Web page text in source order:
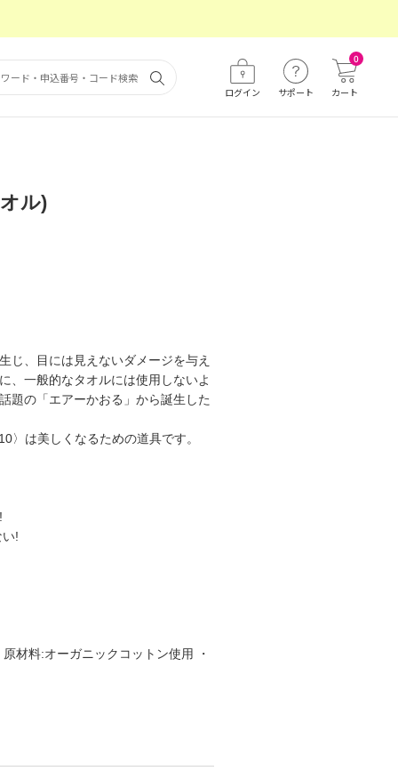
ログイン サポート カート
0
ル)
じ、目には見えないダメージを与え
、一般的なタオルには使用しないよ
題の「エアーかおる」から誕生した
〉は美しくなるための道具です。
!
材料:オーガニックコットン使用 ・